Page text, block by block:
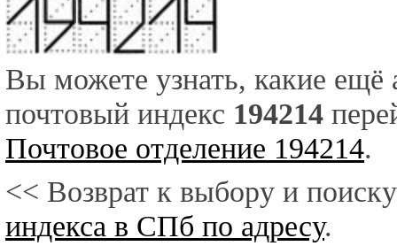
Вы можете узнать, какие ещё
почтовый индекс 194214
Почтовое отделение 194214.
<< Возврат к выбору и
индекса в СПб по адресу.